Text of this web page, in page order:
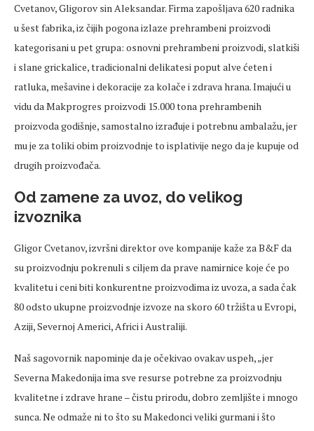
Cvetanov, Gligorov sin Aleksandar. Firma zapošljava 620 radnika
u šest fabrika, iz čijih pogona izlaze prehrambeni proizvodi
kategorisani u pet grupa: osnovni prehrambeni proizvodi, slatkiši
i slane grickalice, tradicionalni delikatesi poput alve ćeten i
ratluka, mešavine i dekoracije za kolače i zdrava hrana. Imajući u
vidu da Makprogres proizvodi 15.000 tona prehrambenih
proizvoda godišnje, samostalno izrađuje i potrebnu ambalažu, jer
mu je za toliki obim proizvodnje to isplativije nego da je kupuje od
drugih proizvođača.
Od zamene za uvoz, do velikog
izvoznika
Gligor Cvetanov, izvršni direktor ove kompanije kaže za B&F da
su proizvodnju pokrenuli s ciljem da prave namirnice koje će po
kvalitetu i ceni biti konkurentne proizvodima iz uvoza, a sada čak
80 odsto ukupne proizvodnje izvoze na skoro 60 tržišta u Evropi,
Aziji, Severnoj Americi, Africi i Australiji.
Naš sagovornik napominje da je očekivao ovakav uspeh, „jer
Severna Makedonija ima sve resurse potrebne za proizvodnju
kvalitetne i zdrave hrane – čistu prirodu, dobro zemljište i mnogo
sunca. Ne odmaže ni to što su Makedonci veliki gurmani i što